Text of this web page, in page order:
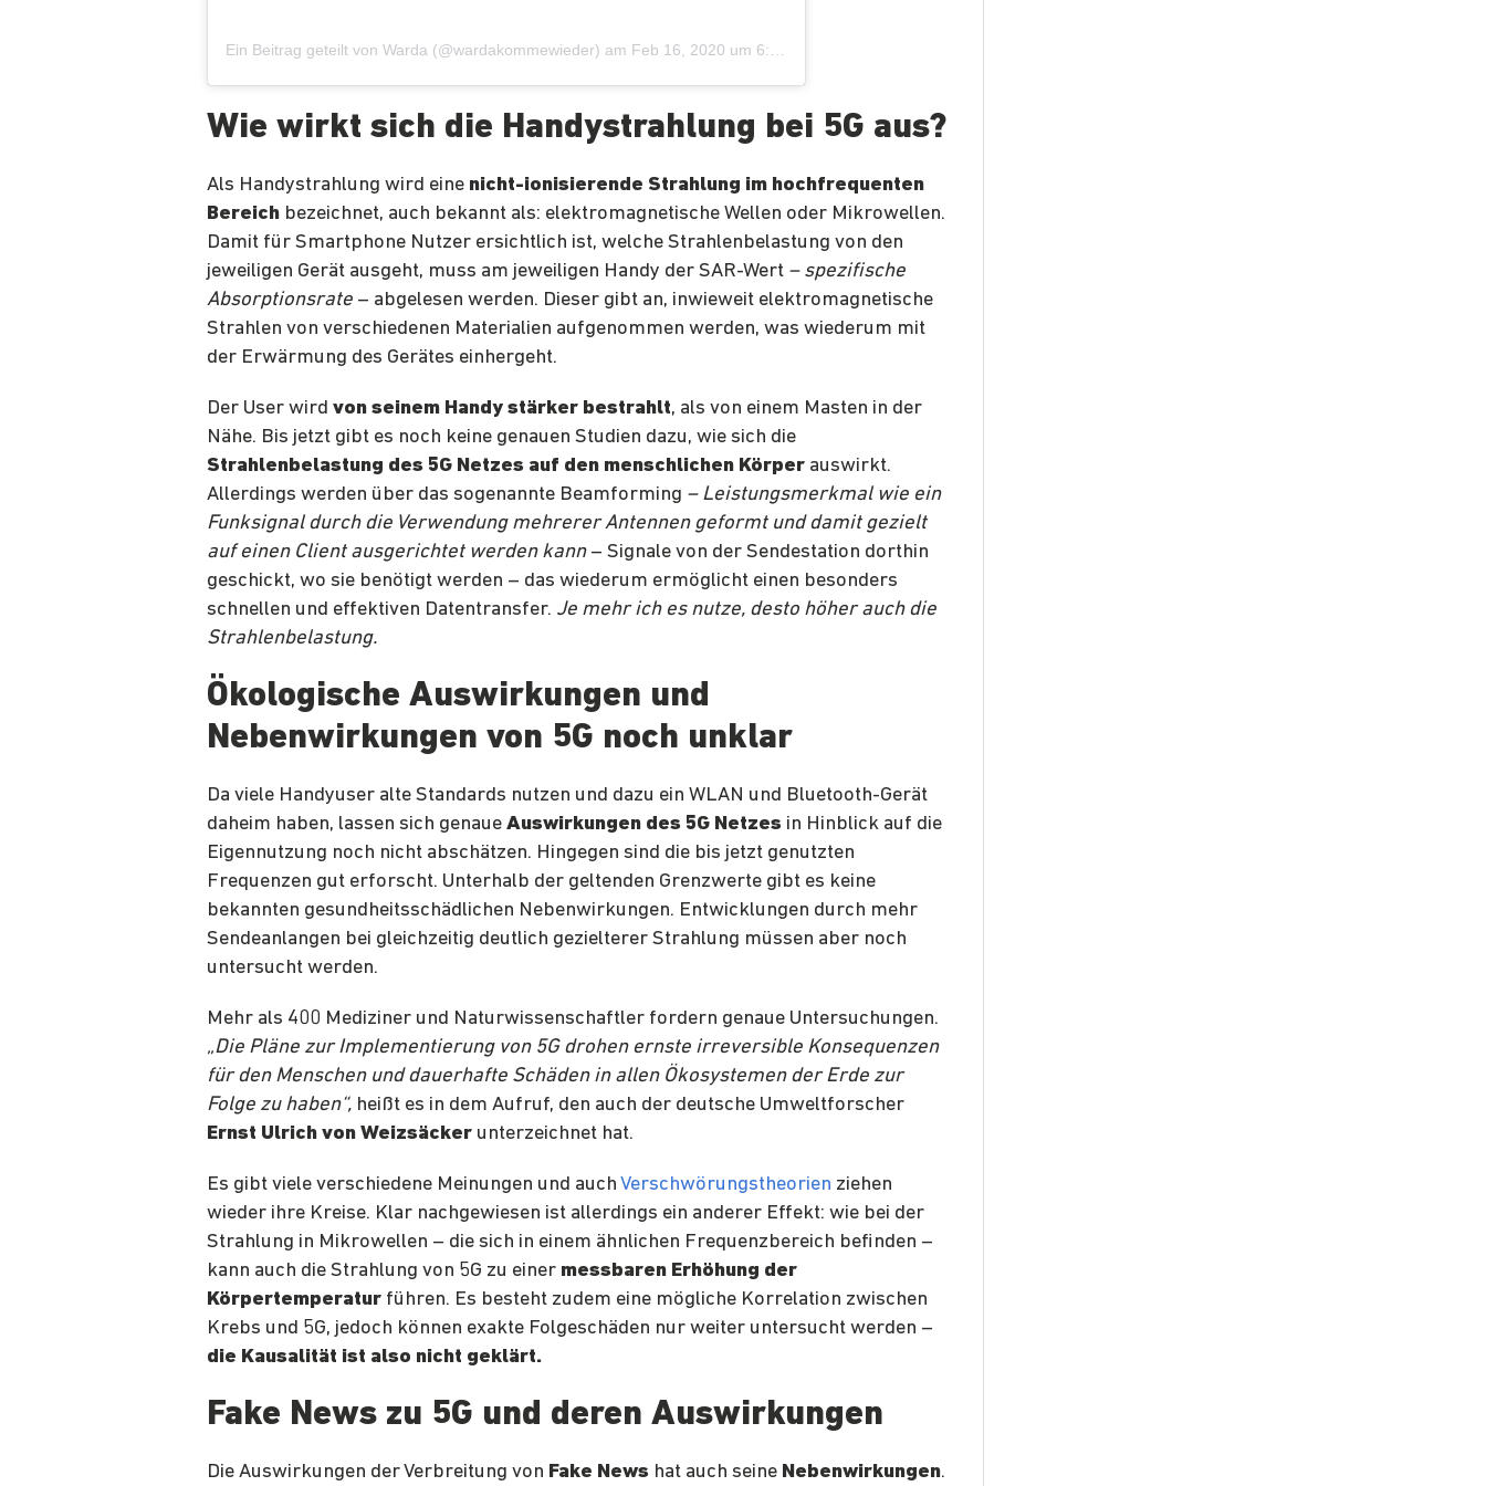
Ein Beitrag geteilt von Warda (@wardakommewieder) am Feb 16, 2020 um 6:12 PST
Wie wirkt sich die Handystrahlung bei 5G aus?
Als Handystrahlung wird eine nicht-ionisierende Strahlung im hochfrequenten
Bereich bezeichnet, auch bekannt als: elektromagnetische Wellen oder Mikrowellen.
Damit für Smartphone Nutzer ersichtlich ist, welche Strahlenbelastung von den
jeweiligen Gerät ausgeht, muss am jeweiligen Handy der SAR-Wert – spezifische
Absorptionsrate – abgelesen werden. Dieser gibt an, inwieweit elektromagnetische
Strahlen von verschiedenen Materialien aufgenommen werden, was wiederum mit
der Erwärmung des Gerätes einhergeht.
Der User wird von seinem Handy stärker bestrahlt, als von einem Masten in der
Nähe. Bis jetzt gibt es noch keine genauen Studien dazu, wie sich die
Strahlenbelastung des 5G Netzes auf den menschlichen Körper auswirkt.
Allerdings werden über das sogenannte Beamforming – Leistungsmerkmal wie ein
Funksignal durch die Verwendung mehrerer Antennen geformt und damit gezielt
auf einen Client ausgerichtet werden kann– Signale von der Sendestation dorthin
geschickt, wo sie benötigt werden – das wiederum ermöglicht einen besonders
schnellen und effektiven Datentransfer. Je mehr ich es nutze, desto höher auch die
Strahlenbelastung.
Ökologische Auswirkungen und
Nebenwirkungen von 5G noch unklar
Da viele Handyuser alte Standards nutzen und dazu ein WLAN und Bluetooth-Gerät
daheim haben, lassen sich genaue Auswirkungen des 5G Netzes in Hinblick auf die
Eigennutzung noch nicht abschätzen. Hingegen sind die bis jetzt genutzten
Frequenzen gut erforscht. Unterhalb der geltenden Grenzwerte gibt es keine
bekannten gesundheitsschädlichen Nebenwirkungen. Entwicklungen durch mehr
Sendeanlangen bei gleichzeitig deutlich gezielterer Strahlung müssen aber noch
untersucht werden.
Mehr als 400 Mediziner und Naturwissenschaftler fordern genaue Untersuchungen.
„Die Pläne zur Implementierung von 5G drohen ernste irreversible Konsequenzen
für den Menschen und dauerhafte Schäden in allen Ökosystemen der Erde zur
Folge zu haben“, heißt es in dem Aufruf, den auch der deutsche Umweltforscher
Ernst Ulrich von Weizsäcker unterzeichnet hat.
Es gibt viele verschiedene Meinungen und auch Verschwörungstheorien ziehen
wieder ihre Kreise. Klar nachgewiesen ist allerdings ein anderer Effekt: wie bei der
Strahlung in Mikrowellen – die sich in einem ähnlichen Frequenzbereich befinden –
kann auch die Strahlung von 5G zu einer messbaren Erhöhung der
Körpertemperatur führen. Es besteht zudem eine mögliche Korrelation zwischen
Krebs und 5G, jedoch können exakte Folgeschäden nur weiter untersucht werden –
die Kausalität ist also nicht geklärt.
Fake News zu 5G und deren Auswirkungen
Die Auswirkungen der Verbreitung von Fake News hat auch seine Nebenwirkungen.